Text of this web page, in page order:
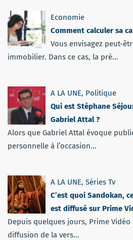
Economie
Comment calculer sa
Vous envisagez peut-
immobilier. Dans ce cas, la pré...
A LA UNE, Politique
Qui est Stéphane
Gabriel Attal ?
Alors que Gabriel Attal évoque
personnelle à l’occasion...
A LA UNE, Séries Tv
C’est quoi Sandokan,
est diffusé sur Prime
Depuis quelques jours, Prime Vidéo
diffusion de la vers...